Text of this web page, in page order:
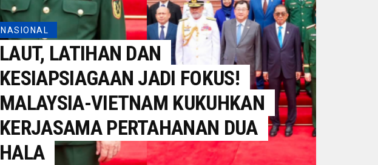
NASIONAL
LAUT, LATIHAN DAN
KESIAPSIAGAAN JADI FOKUS!
MALAYSIA-VIETNAM KUKUHKAN
KERJASAMA PERTAHANAN DUA
HALA